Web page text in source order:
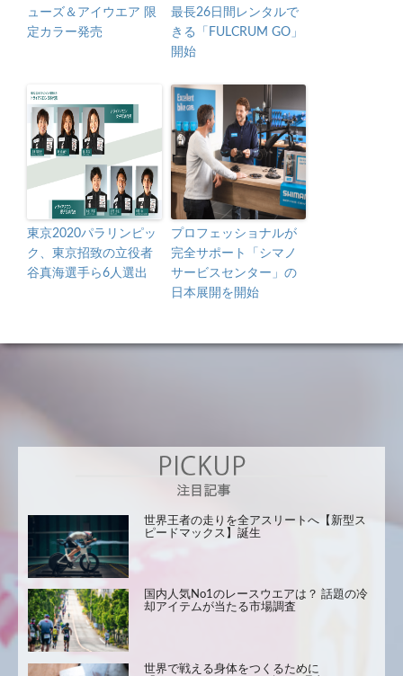
ューズ＆アイウエア 限
定カラー発売
最長26日間レンタルで
きる「FULCRUM GO」
開始
東京2020パラリンピッ
ク、東京招致の立役者
谷真海選手ら6人選出
プロフェッショナルが
完全サポート「シマノ
サービスセンター」の
日本展開を開始
世界王者の走りを全アスリートへ【新型ス
ピードマックス】誕生
国内人気No1のレースウエアは？ 話題の冷
却アイテムが当たる市場調査
世界で戦える身体をつくるために